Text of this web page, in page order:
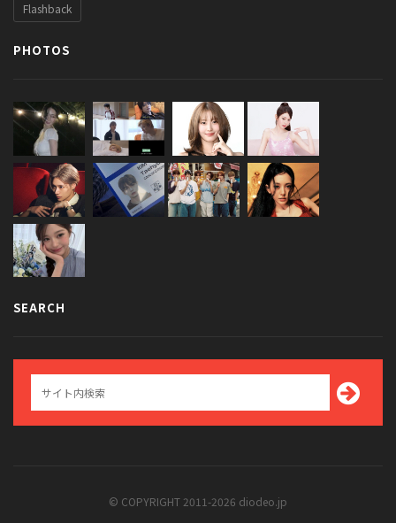
Flashback
PHOTOS
SEARCH
© COPYRIGHT 2011-2026 diodeo.jp